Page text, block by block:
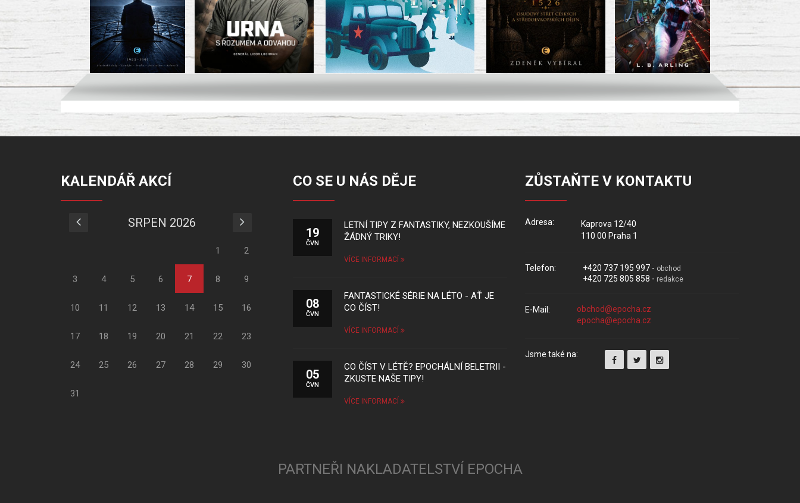
KALENDÁŘ AKCÍ
SRPEN 2026
1 2
3 4 5 6 7 8 9
10 11 12 13 14 15 16
17 18 19 20 21 22 23
24 25 26 27 28 29 30
31
CO SE U NÁS DĚJE
19
ČVN
LETNÍ TIPY Z FANTASTIKY, NEZKOUŠÍME
ŽÁDNÝ TRIKY!
VÍCE INFORMACÍ
08
ČVN
FANTASTICKÉ SÉRIE NA LÉTO - AŤ JE
CO ČÍST!
VÍCE INFORMACÍ
05
ČVN
CO ČÍST V LÉTĚ? EPOCHÁLNÍ BELETRII -
ZKUSTE NAŠE TIPY!
VÍCE INFORMACÍ
ZŮSTAŇTE V KONTAKTU
Adresa:
Kaprova 12/40
110 00 Praha 1
Telefon: +420 737 195 997 - obchod
+420 725 805 858 - redakce
E-Mail:
Jsme také na:
PARTNEŘI NAKLADATELSTVÍ EPOCHA